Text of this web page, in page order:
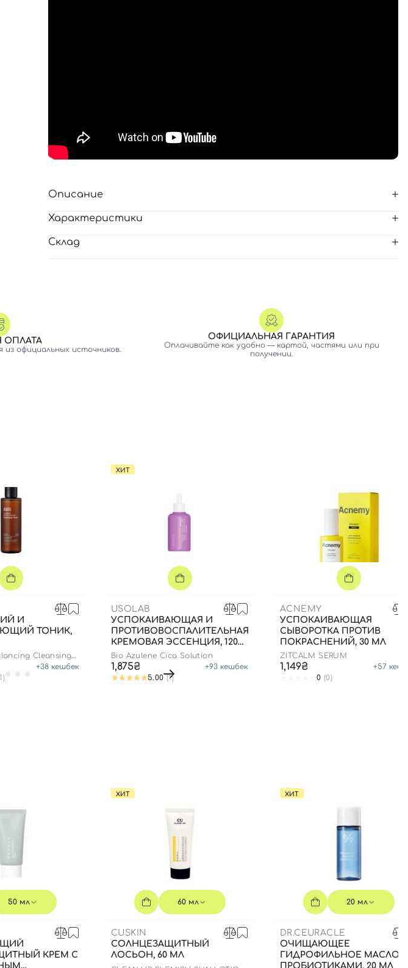
Описание
Характеристики
Склад
ОПЛАТА
из официальных источников.
ОФИЦИАЛЬНАЯ ГАРАНТИЯ
Оплачивайте как удобно — картой, частями или при
получении.
И
ТОНИК,
Cleansing
+38 кешбек
ХИТ
USOLAB
УСПОКАИВАЮЩАЯ И
ПРОТИВОВОСПАЛИТЕЛЬНАЯ
КРЕМОВАЯ ЭССЕНЦИЯ, 120
МЛ
Bio Azulene Cica Solution
1,875₴ +93 кешбек
5.00 (1)
ACNEMY
УСПОКАИВАЮЩАЯ
СЫВОРОТКА ПРОТИВ
ПОКРАСНЕНИЙ, 30 МЛ
ZITCALM SERUM
1,149₴ +57
0 (0)
50 мл
КРЕМ С
ХИТ
60 мл
CUSKIN
СОЛНЦЕЗАЩИТНЫЙ
ЛОСЬОН, 60 МЛ
ХИТ
20 мл
DR.CEURACLE
ОЧИЩАЮЩЕЕ
ГИДРОФИЛЬНОЕ МАСЛО С
ПРОБИОТИКАМИ, 20 МЛ
e-mail